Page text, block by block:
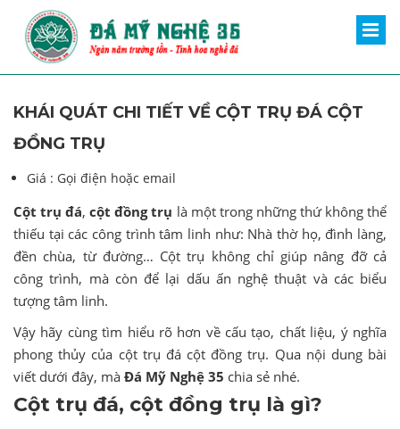
KHÁI QUÁT CHI TIẾT VỀ CỘT TRỤ ĐÁ CỘT
ĐỒNG TRỤ
Giá : Gọi điện hoặc email
Cột trụ đá,cột đồng trụ là một trong những thứ không thể
thiếu tại các công trình tâm linh như: Nhà thờ họ, đình làng,
đền chùa, từ đường… Cột trụ không chỉ giúp nâng đỡ cả
công trình, mà còn để lại dấu ấn nghệ thuật và các biểu
tượng tâm linh.
Vậy hãy cùng tìm hiểu rõ hơn về cấu tạo, chất liệu, ý nghĩa
phong thủy của cột trụ đá cột đồng trụ. Qua nội dung bài
viết dưới đây, mà Đá Mỹ Nghệ 35 chia sẻ nhé.
Cột trụ đá, cột đồng trụ là gì?